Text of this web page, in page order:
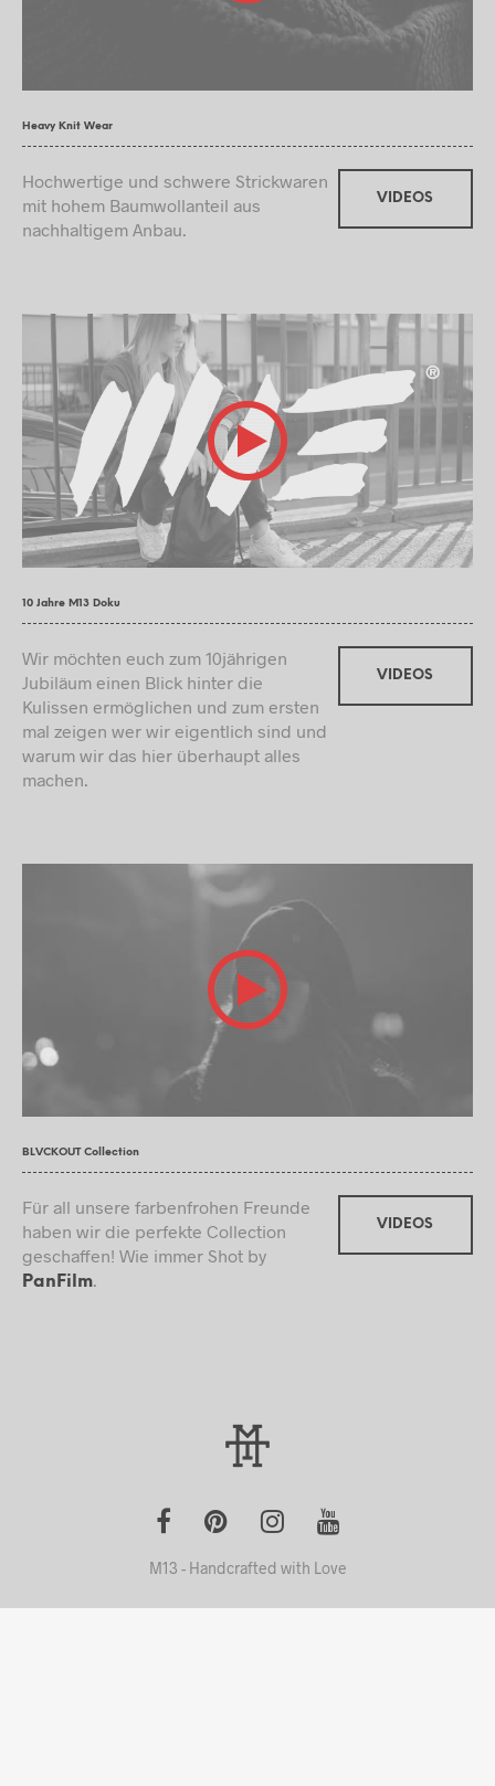
Heavy Knit Wear
Hochwertige und schwere Strickwaren
mit hohem Baumwollanteil aus
nachhaltigem Anbau.
VIDEOS
10 Jahre M13 Doku
Wir möchten euch zum 10jährigen
Jubiläum einen Blick hinter die
Kulissen ermöglichen und zum ersten
mal zeigen wer wir eigentlich sind und
warum wir das hier überhaupt alles
machen.
VIDEOS
BLVCKOUT Collection
Für all unsere farbenfrohen Freunde
haben wir die perfekte Collection
geschaffen! Wie immer Shot by
PanFilm.
VIDEOS
M13 - Handcrafted with Love